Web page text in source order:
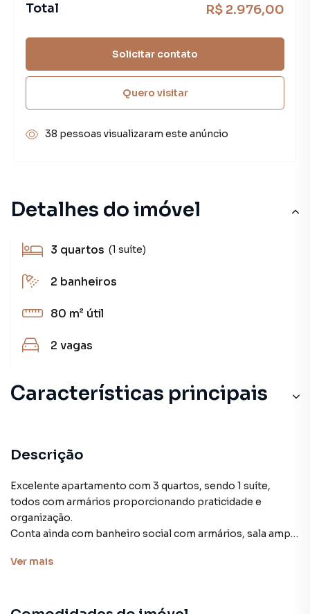
Detalhes do imóvel
3 quartos (1 suíte)
2 banheiros
80 m² útil
2 vagas
Características principais
Descrição
Excelente apartamento com 3 quartos, sendo 1 suíte,
todos com armários proporcionando praticidade e
organização.
Conta ainda com banheiro social com armários, sala ampla
oferecendo um ambiente moderno e funcional.
Ver mais
Total R$ 2.976,00
Solicitar contato
Quero visitar
38 pessoas visualizaram este anúncio